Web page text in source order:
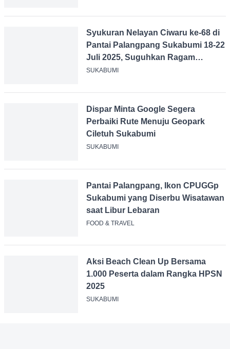
Syukuran Nelayan Ciwaru ke-68
di Pantai Palangpang Sukabumi
18-22 Juli 2025, Suguhkan
Dispar Minta Google Segera
Perbaiki Rute Menuju Geopark
Ciletuh Sukabumi
Pantai Palangpang, Ikon
CPUGGp Sukabumi yang Diserbu
Wisatawan saat Libur Lebaran
Aksi Beach Clean Up Bersama
1.000 Peserta dalam Rangka
HPSN 2025